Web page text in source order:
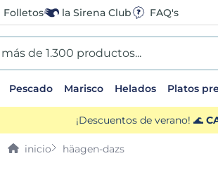
Folletos la Sirena Club FAQ's
de 1.300 productos...
Pescado Marisco Helados Platos
¡Descuentos de verano! 🌊
häagen-dazs